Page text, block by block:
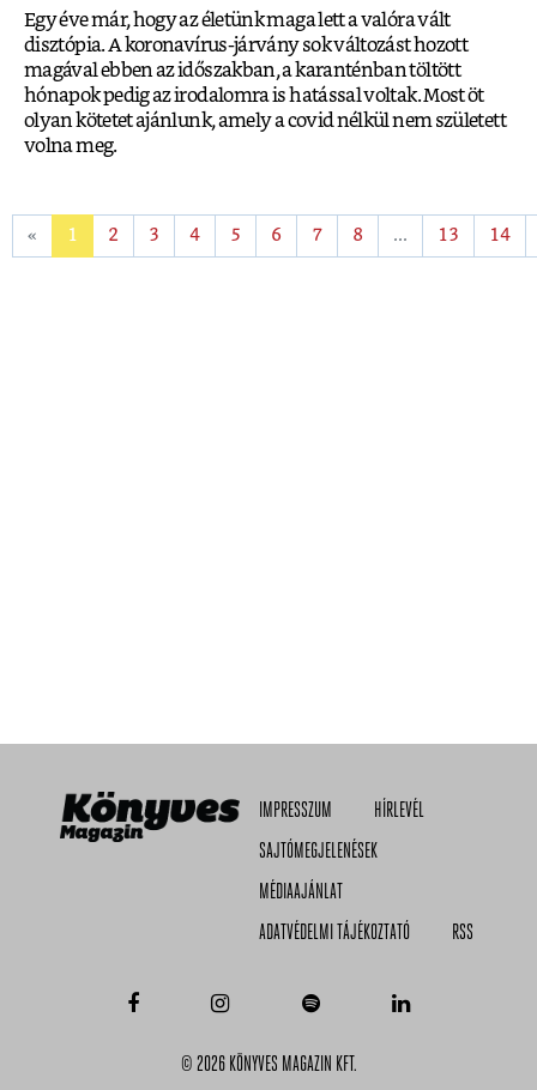
Egy éve már, hogy az életünk maga lett a valóra vált
disztópia. A koronavírus-járvány sok változást hozott
magával ebben az időszakban, a karanténban töltött
hónapok pedig az irodalomra is hatással voltak. Most öt
olyan kötetet ajánlunk, amely a covid nélkül nem született
volna meg.
« 1 2 3 4 5 6 7 8 ... 13 14
IMPRESSZUM
HÍRLEVÉL
SAJTÓMEGJELENÉSEK
MÉDIAAJÁNLAT
ADATVÉDELMI TÁJÉKOZTATÓ
RSS
© 2026 KÖNYVES MAGAZIN KFT.